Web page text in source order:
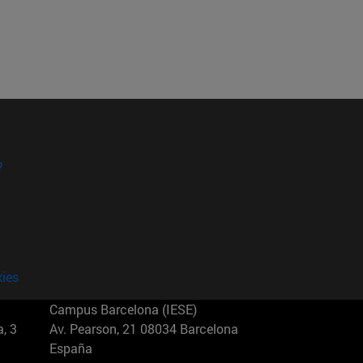
3
Campus Barcelona (IESE)
Av. Pearson, 21 08034 Barcelona
España